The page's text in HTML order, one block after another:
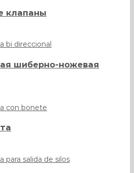
клапаны
шиберно-ножевая